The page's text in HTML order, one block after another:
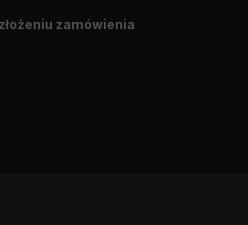
zamówienia